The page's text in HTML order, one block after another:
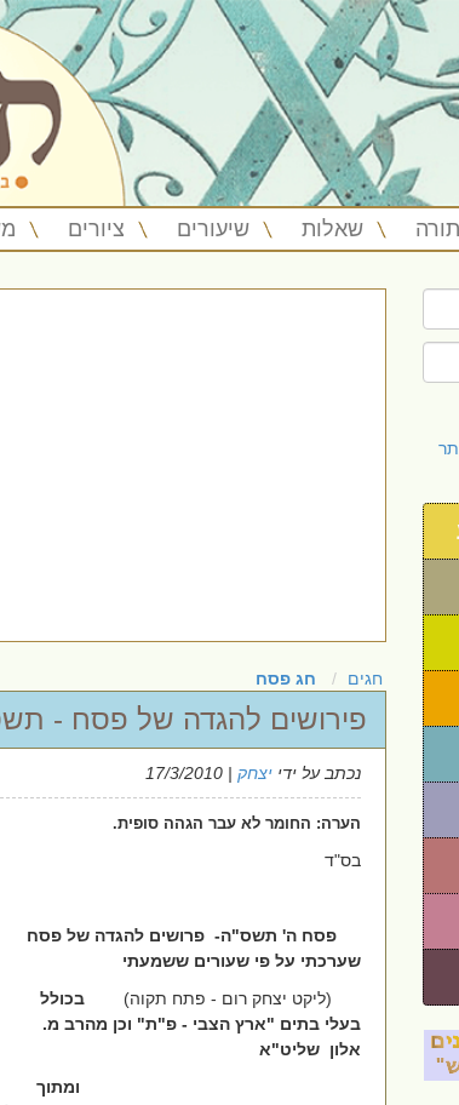
שאלות שיעורים ציורים
חגים חג פסח
פירושים להגדה של פסח -
נכתב על ידי יצחק | 17/3/2010
הערה: החומר לא עבר הגהה סופית.
בס"ד
פסח ה' תשס"ה- פרושים להגדה של פסח
שערכתי על פי שעורים ששמעתי
(ליקט יצחק רום - פתח תקוה)
בכולל
בעלי בתים "ארץ הצבי - פ"ת" וכן מהרב מ.
אלון שליט"א
ומתוך